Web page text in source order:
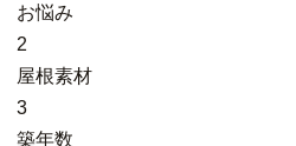
お悩み
2
屋根素材
3
築年数